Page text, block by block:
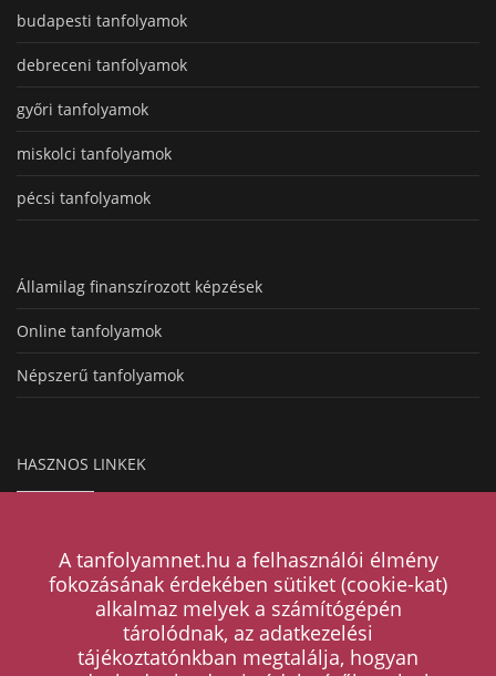
budapesti tanfolyamok
debreceni tanfolyamok
győri tanfolyamok
miskolci tanfolyamok
pécsi tanfolyamok
Államilag finanszírozott képzések
Online tanfolyamok
Népszerű tanfolyamok
HASZNOS LINKEK
Magazin
Kapcsolat
A tanfolyamnet.hu a felhasználói élmény
fokozásának érdekében sütiket (cookie-kat)
alkalmaz melyek a számítógépén
tárolódnak, az adatkezelési
tájékoztatónkban megtalálja, hogyan